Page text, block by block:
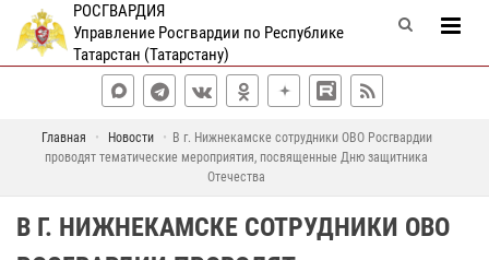
РОСГВАРДИЯ
Управление Росгвардии по Республике
Татарстан (Татарстану)
Главная Новости
В г. Нижнекамске сотрудники ОВО Росгвардии
проводят тематические мероприятия, посвященные Дню защитника
Отечества
В Г. НИЖНЕКАМСКЕ СОТРУДНИКИ ОВО